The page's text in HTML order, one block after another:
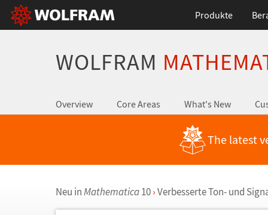
Produkte
WOLFRAM
Overview Core Areas What's New
The latest
Neu inMathematica10 ›Verbesserte Ton- und